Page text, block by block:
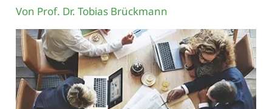
Von Prof. Dr. Tobias Brückmann